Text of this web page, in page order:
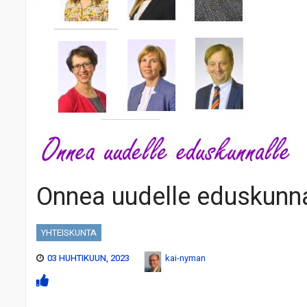
Onnea uudelle
YHTEISKUNTA
03 HUHTIKUUN, 2023
kai-nyman